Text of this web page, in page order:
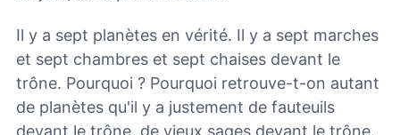
Il y a sept planètes en vérité. Il y a sept marches
et sept chambres et sept chaises devant le
trône. Pourquoi ? Pourquoi retrouve-t-on autant
de planètes qu'il y a justement de fauteuils